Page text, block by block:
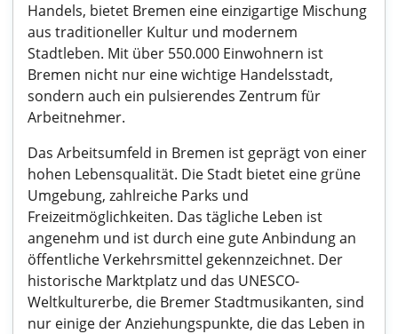
Handels, bietet Bremen eine einzigartige Mischung
aus traditioneller Kultur und modernem
Stadtleben. Mit über 550.000 Einwohnern ist
Bremen nicht nur eine wichtige Handelsstadt,
sondern auch ein pulsierendes Zentrum für
Arbeitnehmer.
Das Arbeitsumfeld in Bremen ist geprägt von einer
hohen Lebensqualität. Die Stadt bietet eine grüne
Umgebung, zahlreiche Parks und
Freizeitmöglichkeiten. Das tägliche Leben ist
angenehm und ist durch eine gute Anbindung an
öffentliche Verkehrsmittel gekennzeichnet. Der
historische Marktplatz und das UNESCO-
Weltkulturerbe, die Bremer Stadtmusikanten, sind
nur einige der Anziehungspunkte, die das Leben in